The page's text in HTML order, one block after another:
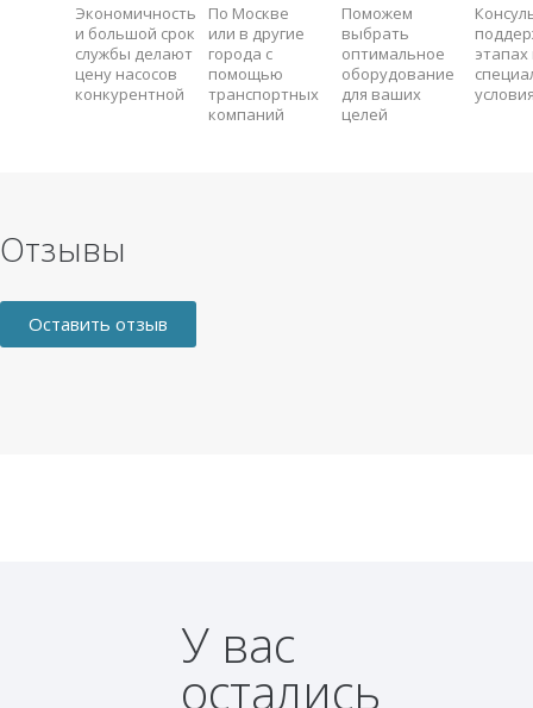
Экономичность
и большой срок
службы делают
цену насосов
конкурентной
По Москве
или в другие
города с
помощью
транспортных
компаний
Поможем
выбрать
оптимальное
оборудование
для ваших
целей
этапах
Отзывы
Оставить отзыв
У вас
остались